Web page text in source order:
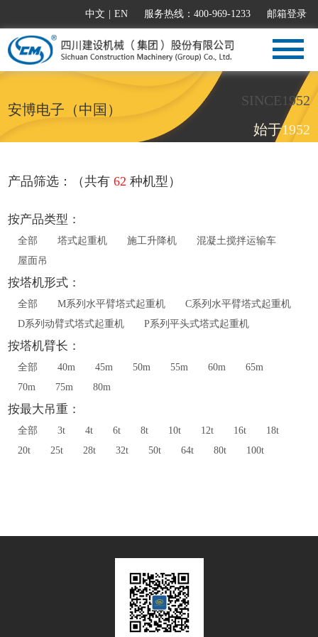
中文 EN 服务热线：400-969-1233 邮箱登录
安博电子（中国）
SINCE1952
始于1952
产品筛选：（共有62 种机型）
按产品类型：
全部 塔式起重机 施工升降机
混凝土搅拌运输车
屋面吊
按塔机形式：
全部 M系列水平臂塔式起重机
C系列水平臂塔式起重机
D系列动臂式塔式起重机
P系列平头式塔式起重机
按塔机臂长：
全部 40m 45m 50m 55m 60m
65m
70m
75m 80m
按最大吊重：
全部 3t 4t 6t 8t 10t 12t 16t
18t
20t
25t 28t 32t 50t 64t 80t 100t